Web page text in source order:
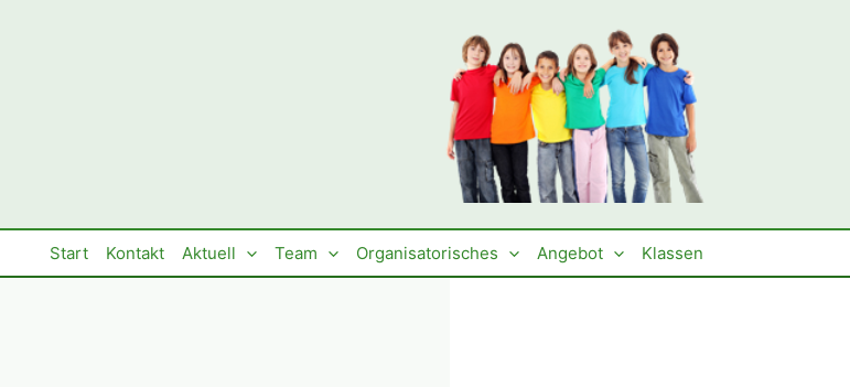
Start Kontakt Aktuell Team Organisatorisches Angebot Klassen